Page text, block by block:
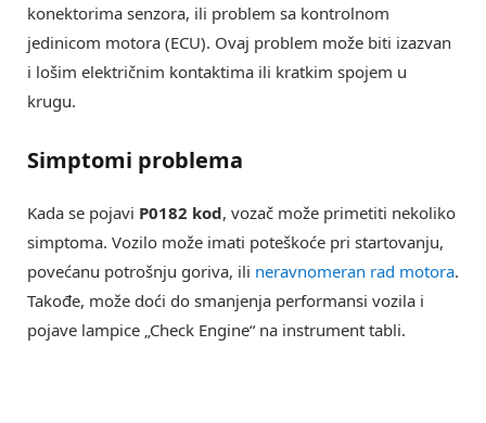
konektorima senzora, ili problem sa kontrolnom
jedinicom motora (ECU). Ovaj problem može biti izazvan
i lošim električnim kontaktima ili kratkim spojem u
krugu.
Simptomi problema
Kada se pojavi P0182 kod, vozač može primetiti nekoliko
simptoma. Vozilo može imati poteškoće pri startovanju,
povećanu potrošnju goriva, ili neravnomeran rad motora.
Takođe, može doći do smanjenja performansi vozila i
pojave lampice „Check Engine“ na instrument tabli.